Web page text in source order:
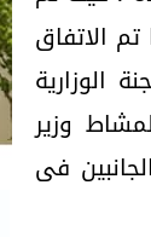
الاتفاق
الوزارية
وزير
فى